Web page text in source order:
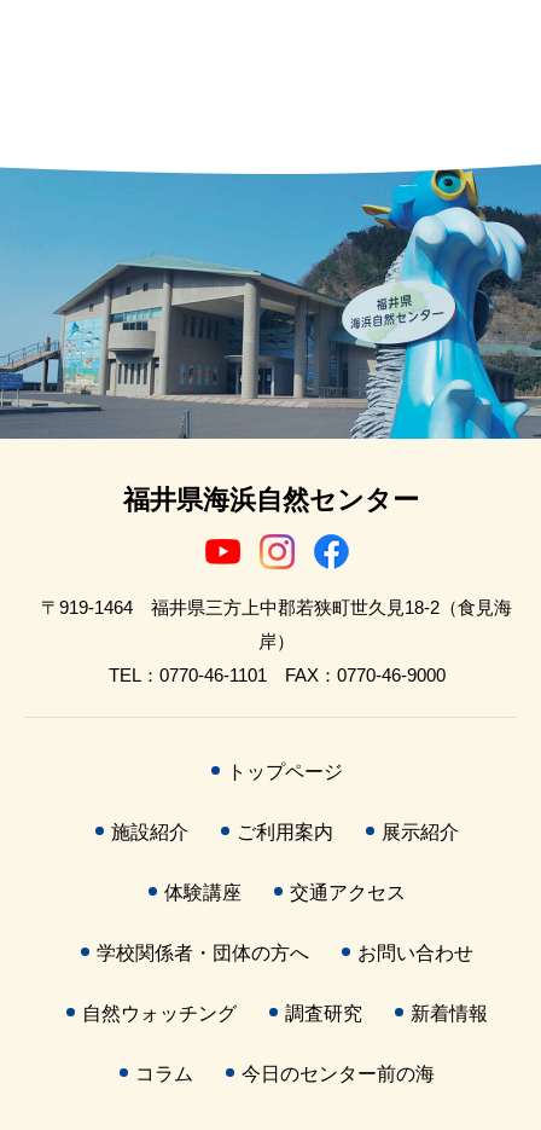
福井県海浜自然センター
〒919-1464 福井県三方上中郡若狭町世久見18-2（食見海
岸）
TEL：0770-46-1101 FAX：0770-46-9000
トップページ
施設紹介 ご利用案内 展示紹介
体験講座 交通アクセス
学校関係者・団体の方へ お問い合わせ
自然ウォッチング 調査研究 新着情報
コラム 今日のセンター前の海